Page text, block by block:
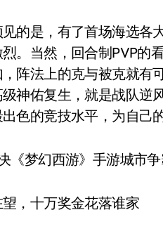
是，有了首场海选各大
。当然，回合制PVP的
阵法上的克与被克就有
神佑复生，就是战队逆
色的竞技水平，为自己
十万奖金花落谁家